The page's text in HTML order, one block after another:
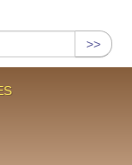
>>